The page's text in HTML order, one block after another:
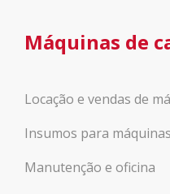
Máquinas de
Locação e vendas de
Insumos para
Manutenção e oficina